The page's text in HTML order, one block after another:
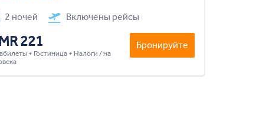
2 ночей Включены рейсы
221
+ Гостиница + Налоги / на
Бронируйте